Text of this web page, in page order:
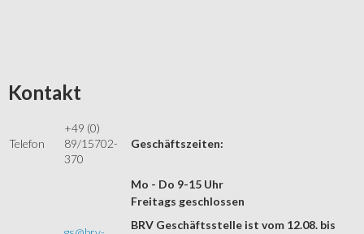
Kontakt
Telefon
+49 (0)
89/15702-
370
Geschäftszeiten:
Mo - Do 9-15 Uhr
Freitags geschlossen
BRV Geschäftsstelle ist vom 12.08. bis